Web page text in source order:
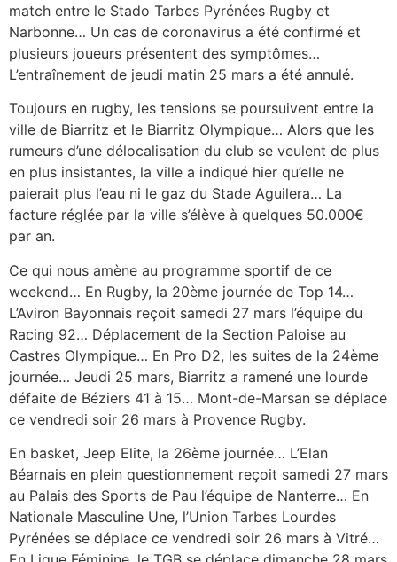
match entre le Stado Tarbes Pyrénées Rugby et
Narbonne… Un cas de coronavirus a été confirmé et
plusieurs joueurs présentent des symptômes…
L’entraînement de jeudi matin 25 mars a été annulé.
Toujours en rugby, les tensions se poursuivent entre la
ville de Biarritz et le Biarritz Olympique… Alors que les
rumeurs d’une délocalisation du club se veulent de plus
en plus insistantes, la ville a indiqué hier qu’elle ne
paierait plus l’eau ni le gaz du Stade Aguilera… La
facture réglée par la ville s’élève à quelques 50.000€
par an.
Ce qui nous amène au programme sportif de ce
weekend… En Rugby, la 20ème journée de Top 14…
L’Aviron Bayonnais reçoit samedi 27 mars l’équipe du
Racing 92… Déplacement de la Section Paloise au
Castres Olympique… En Pro D2, les suites de la 24ème
journée… Jeudi 25 mars, Biarritz a ramené une lourde
défaite de Béziers 41 à 15… Mont-de-Marsan se déplace
ce vendredi soir 26 mars à Provence Rugby.
En basket, Jeep Elite, la 26ème journée… L’Elan
Béarnais en plein questionnement reçoit samedi 27 mars
au Palais des Sports de Pau l’équipe de Nanterre… En
Nationale Masculine Une, l’Union Tarbes Lourdes
Pyrénées se déplace ce vendredi soir 26 mars à Vitré…